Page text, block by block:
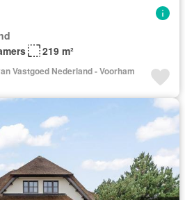
219 m²
Vastgoed Nederland - Voorham